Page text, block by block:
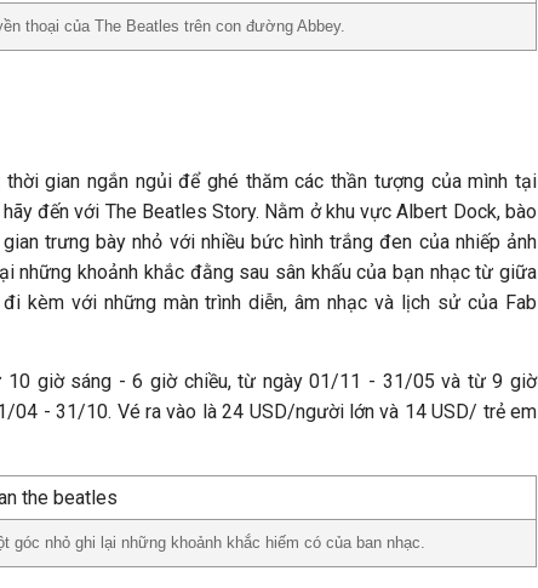
thoại của The Beatles trên con đường Abbey.
thời gian ngắn ngủi để ghé thăm các thần tượng của mình tại
đến với The Beatles Story. Nằm ở khu vực Albert Dock, bào
trưng bày nhỏ với nhiều bức hình trắng đen của nhiếp ảnh
những khoảnh khắc đằng sau sân khấu của bạn nhạc từ giữa
kèm với những màn trình diễn, âm nhạc và lịch sử của Fab
10 giờ sáng - 6 giờ chiều, từ ngày 01/11 - 31/05 và từ 9 giờ
04 - 31/10. Vé ra vào là 24 USD/người lớn và 14 USD/ trẻ em
góc nhỏ ghi lại những khoảnh khắc hiếm có của ban nhạc.